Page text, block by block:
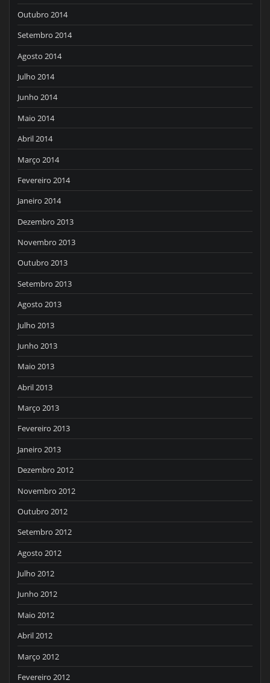
Outubro 2014
Setembro 2014
Agosto 2014
Julho 2014
Junho 2014
Maio 2014
Abril 2014
Março 2014
Fevereiro 2014
Janeiro 2014
Dezembro 2013
Novembro 2013
Outubro 2013
Setembro 2013
Agosto 2013
Julho 2013
Junho 2013
Maio 2013
Abril 2013
Março 2013
Fevereiro 2013
Janeiro 2013
Dezembro 2012
Novembro 2012
Outubro 2012
Setembro 2012
Agosto 2012
Julho 2012
Junho 2012
Maio 2012
Abril 2012
Março 2012
Fevereiro 2012